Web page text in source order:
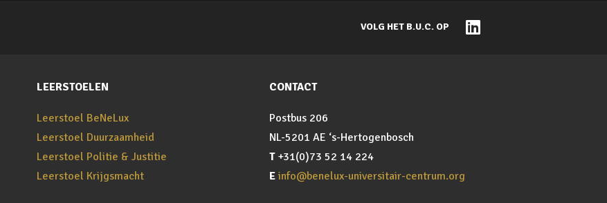
VOLG HET B.U.C. OP
LEERSTOELEN
Leerstoel BeNeLux
Leerstoel Duurzaamheid
Leerstoel Politie & Justitie
Leerstoel Krijgsmacht
CONTACT
Postbus 206
NL-5201 AE ‘s-Hertogenbosch
T+31(0)73 52 14 224
E info@benelux-universitair-centrum.org